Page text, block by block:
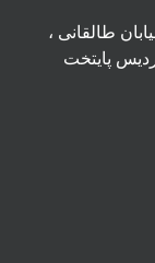
طالقانی ،